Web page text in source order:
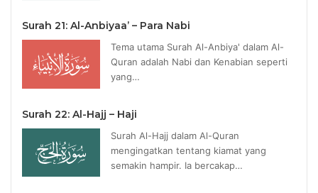
Surah 21: Al-Anbiyaa’ – Para Nabi
Tema utama Surah Al-Anbiya' dalam Al-
Quran adalah Nabi dan Kenabian seperti
yang…
Surah 22: Al-Hajj – Haji
Surah Al-Hajj dalam Al-Quran
mengingatkan tentang kiamat yang
semakin hampir. Ia bercakap…